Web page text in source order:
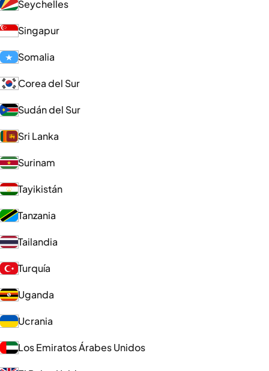
Seychelles
Singapur
Somalia
Corea del Sur
Sudán del Sur
Sri Lanka
Surinam
Tayikistán
Tanzania
Tailandia
Turquía
Uganda
Ucrania
Los Emiratos Árabes Unidos